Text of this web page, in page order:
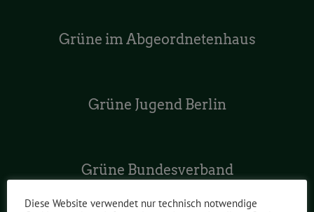
Grüne im Abgeordnetenhaus
Grüne Jugend Berlin
Grüne Bundesverband
Diese Website verwendet nur technisch notwendige